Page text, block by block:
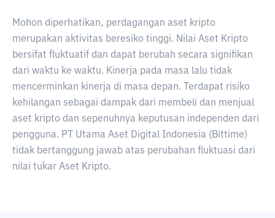
Mohon diperhatikan, perdagangan aset kripto
merupakan aktivitas beresiko tinggi. Nilai Aset Kripto
bersifat fluktuatif dan dapat berubah secara signifikan
dari waktu ke waktu. Kinerja pada masa lalu tidak
mencerminkan kinerja di masa depan. Terdapat risiko
kehilangan sebagai dampak dari membeli dan menjual
aset kripto dan sepenuhnya keputusan independen dari
pengguna. PT Utama Aset Digital Indonesia (Bittime)
tidak bertanggung jawab atas perubahan fluktuasi dari
nilai tukar Aset Kripto.